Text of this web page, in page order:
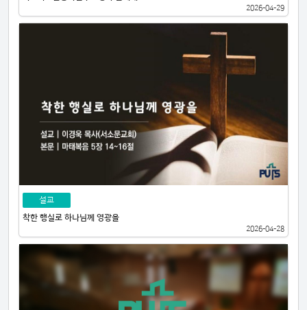
2026-04-29
설교
착한 행실로 하나님께 영광을
2026-04-28